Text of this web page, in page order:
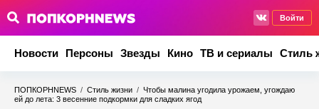
Войти
Новости Персоны Звезды Кино ТВ и сериалы Стиль
ПОПКОРНNEWS / Стиль жизни / Чтобы малина угодила урожаем, угождаю
ей до лета: 3 весенние подкормки для сладких ягод